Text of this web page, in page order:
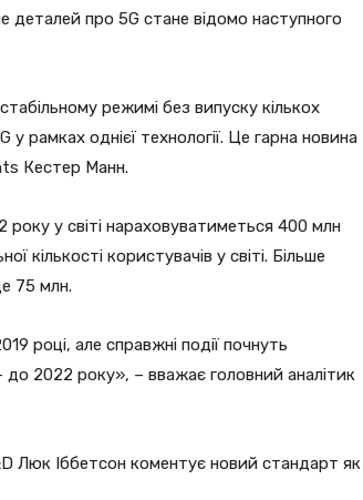
деталей про 5G стане відомо наступного
режимі без випуску кількох
рамках однієї технології. Це гарна новина
Кестер Манн.
у світі нараховуватиметься 400 млн
кількості користувачів у світі. Більше
75 млн.
році, але справжні події почнуть
2022 року», – вважає головний аналітик
Люк Іббетсон коментує новий стандарт як